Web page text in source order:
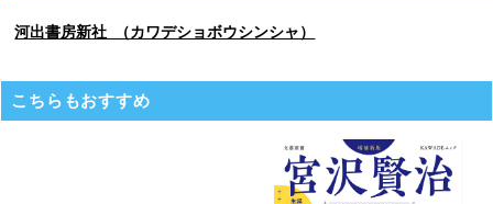
河出書房新社 （カワデショボウシンシャ）
こちらもおすすめ